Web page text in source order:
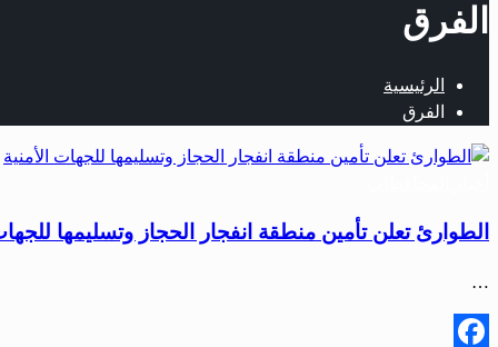
الفرق
الرئيسية
الفرق
الطوارئ تعلن تأمين منطقة انفجار الحجاز وتسليمها
…